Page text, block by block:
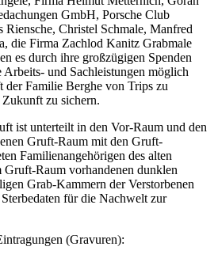
GmbH, Porsche Club
Riensche, Christel Schmale, Manfred
die Firma Zachlod Kanitz Grabmale
es durch ihre großzügigen Spenden
und Sachleistungen möglich
der Familie Berghe von Trips zu
zu sichern.
ist unterteilt in den Vor-Raum und den
Gruft-Raum mit den Gruft-
Familienangehörigen des alten
Gruft-Raum vorhandenen dunklen
Grab-Kammern der Verstorbenen
für die Nachwelt zur
(Gravuren):